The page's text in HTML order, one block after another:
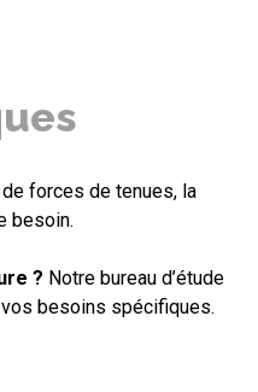
forces de tenues, la
besoin.
? Notre bureau d’étude
besoins spécifiques.